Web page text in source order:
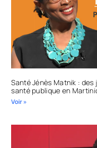
Santé Jénès Matnik :
santé publique en
Voir »